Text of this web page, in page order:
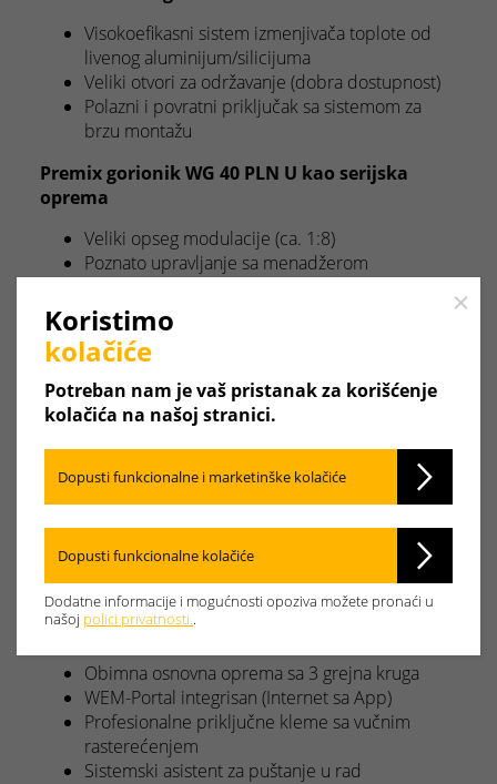
Visokoefikasni sistem izmenjivača toplote od
livenog aluminijum/silicijuma
Veliki otvori za održavanje (dobra dostupnost)
Polazni i povratni priključak sa sistemom za
brzu montažu
Premix gorionik WG 40 PLN U kao serijska
oprema
Veliki opseg modulacije (ca. 1:8)
Poznato upravljanje sa menadžerom
Ultra LowNOx tehnika sa NOx < 56 mg/kWh
Filter usisnog vazduha 60 μm integrisan na
zadnjoj strani
Bogat pribor za gorionik
Modbus-interfejs za regulator WEM
Visok nivo opremljenosti
Priključak dimovodnog sistema WAL-PP sa DN
200
Weishaupt Energy Management WEM
Obimna osnovna oprema sa 3 grejna kruga
WEM-Portal integrisan (Internet sa App)
Profesionalne priključne kleme sa vučnim
rasterećenjem
Sistemski asistent za puštanje u rad
Close
Koristimo
kolačiće
Potreban nam je vaš pristanak za korišćenje
kolačića na našoj stranici.
Dopusti funkcionalne i marketinške kolačiće
Dopusti funkcionalne kolačiće
Dodatne informacije i mogućnosti opoziva možete pronaći u
našoj polici privatnosti..